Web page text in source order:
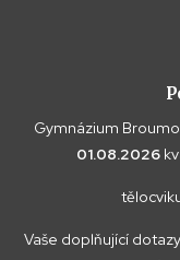
Gymnázium
01.08.2026
Vaše doplňující